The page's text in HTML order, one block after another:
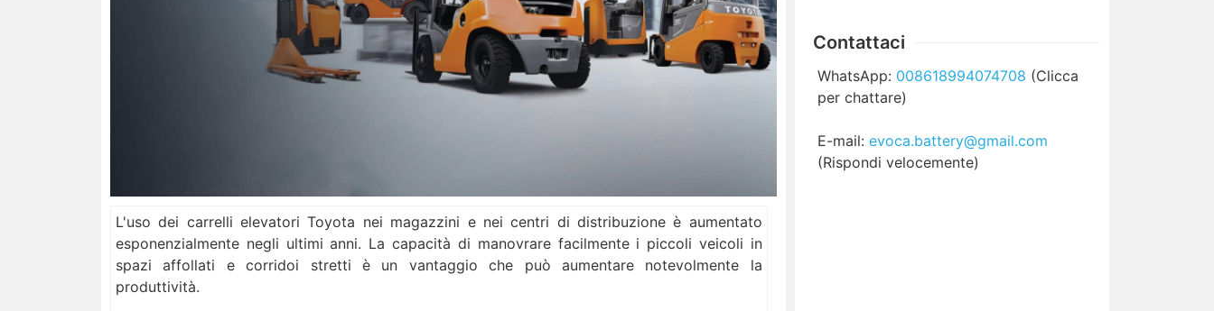
L'uso dei carrelli elevatori Toyota nei magazzini e nei centri di distribuzione è aumentato
esponenzialmente negli ultimi anni. La capacità di manovrare facilmente i piccoli veicoli in
spazi affollati e corridoi stretti è un vantaggio che può aumentare notevolmente la
produttività.
Contattaci
WhatsApp: 008618994074708 (Clicca
per chattare)
E-mail: evoca.battery@gmail.com
(Rispondi velocemente)